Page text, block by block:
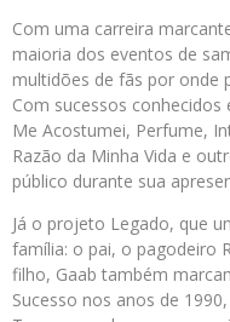
Com uma carreira
maioria dos eventos de
multidões de fãs por onde
Com sucessos
Me Acostumei, Perfume,
Razão da Minha Vida e
público durante sua
Já o projeto Legado, que
família: o pai, o pagodeiro
filho, Gaab também
Sucesso nos anos de